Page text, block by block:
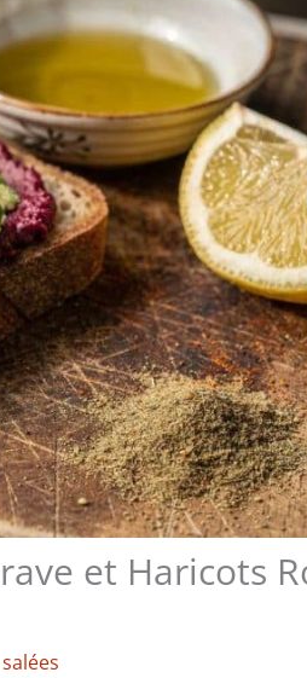
et Haricots